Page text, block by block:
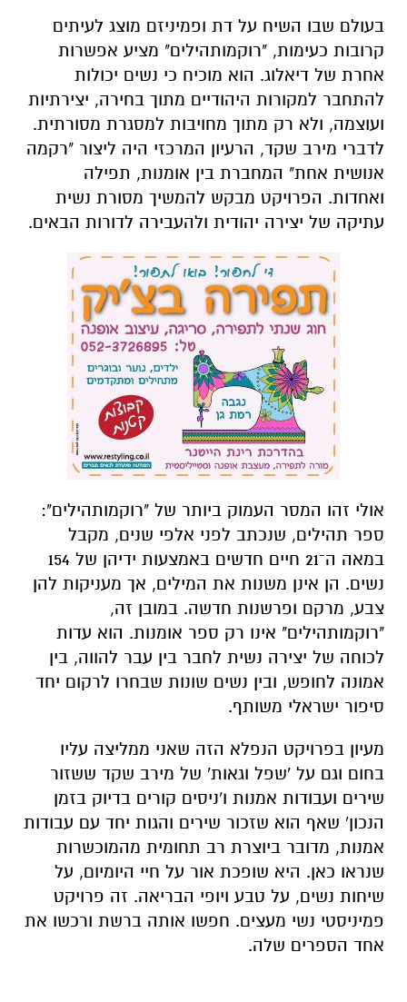
בעולם שבו השיח על דת ופמיניזם מוצג לעיתים
קרובות כעימות, "רוקמותהילים" מציע אפשרות
אחרת של דיאלוג. הוא מוכיח כי נשים יכולות
להתחבר למקורות היהודיים מתוך בחירה, יצירתיות
ועוצמה, ולא רק מתוך מחויבות למסגרת מסורתית.
לדברי מירב שקד, הרעיון המרכזי היה ליצור "רקמה
אנושית אחת" המחברת בין אומנות, תפילה
ואחדות. הפרויקט מבקש להמשיך מסורת נשית
עתיקה של יצירה יהודית ולהעבירה לדורות הבאים.
אולי זהו המסר העמוק ביותר של "רוקמותהילים":
ספר תהילים, שנכתב לפני אלפי שנים, מקבל
במאה ה־21 חיים חדשים באמצעות ידיהן של 154
נשים. הן אינן משנות את המילים, אך מעניקות להן
צבע, מרקם ופרשנות חדשה. במובן זה,
"רוקמותהילים" אינו רק ספר אומנות. הוא עדות
לכוחה של יצירה נשית לחבר בין עבר להווה, בין
אמונה לחופש, ובין נשים שונות שבחרו לרקום יחד
סיפור ישראלי משותף.
מעיון בפרויקט הנפלא הזה שאני ממליצה עליו
בחום וגם על 'שפל וגאות' של מירב שקד ששזור
שירים ועבודות אמנות ו'ניסים קורים בדיוק בזמן
הנכון' שאף הוא שזכור שירים והגות יחד עם עבודות
אמנות, מדובר ביוצרת רב תחומית מהמוכשרות
שנראו כאן. היא שופכת אור על חיי היומיום, על
שיחות נשים, על טבע ויופי הבריאה. זה פרויקט
פמיניסטי נשי מעצים. חפשו אותה ברשת ורכשו את
אחד הספרים שלה.